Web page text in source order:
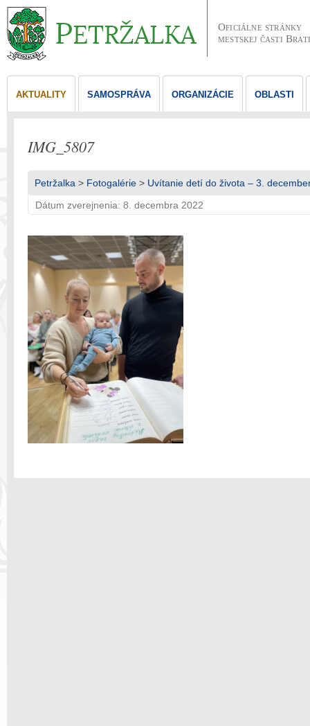
Oficiálne stránky
mestskej časti
AKTUALITY SAMOSPRÁVA ORGANIZÁCIE OBLASTI
IMG_5807
Petržalka > Fotogalérie > Uvítanie detí do života – 3.
Dátum zverejnenia: 8. decembra 2022